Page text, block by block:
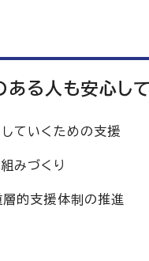
る人も安心し
ていくための支援
みづくり
的支援体制の推進